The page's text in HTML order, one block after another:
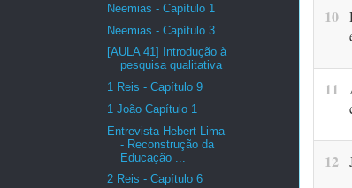
10
11
12
Neemias - Capítulo 1
Neemias - Capítulo 3
[AULA 41] Introdução à
pesquisa qualitativa
1 Reis - Capítulo 9
1 João Capítulo 1
Entrevista Hebert Lima
- Reconstrução da
Educação ...
2 Reis - Capítulo 6